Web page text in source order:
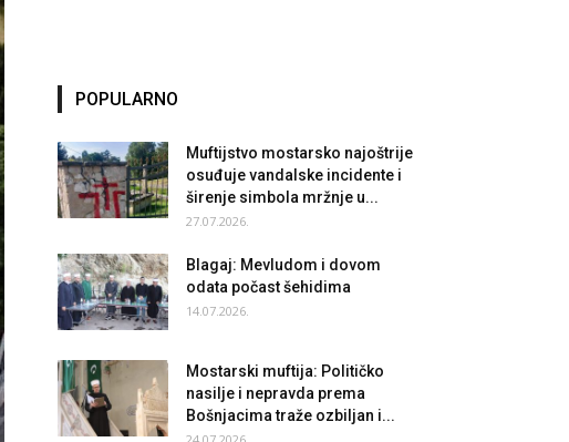
POPULARNO
Muftijstvo mostarsko najoštrije
osuđuje vandalske incidente i
širenje simbola mržnje u...
27.07.2026.
Blagaj: Mevludom i dovom
odata počast šehidima
14.07.2026.
Mostarski muftija: Političko
nasilje i nepravda prema
Bošnjacima traže ozbiljan i...